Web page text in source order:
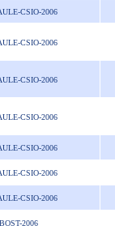
CSIO-2006
CSIO-2006
CSIO-2006
CSIO-2006
CSIO-2006
CSIO-2006
CSIO-2006
2006